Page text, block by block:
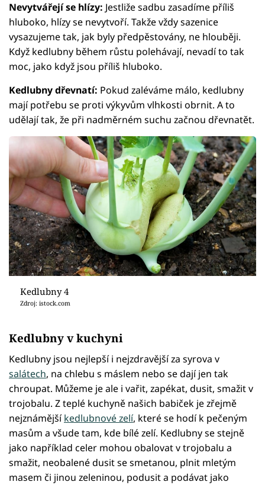
Nevytvářejí se hlízy: Jestliže sadbu zasadíme příliš
hluboko, hlízy se nevytvoří. Takže vždy sazenice
vysazujeme tak, jak byly předpěstovány, ne hlouběji.
Když kedlubny během růstu polehávají, nevadí to tak
moc, jako když jsou příliš hluboko.
Kedlubny dřevnatí: Pokud zaléváme málo, kedlubny
mají potřebu se proti výkyvům vlhkosti obrnit. A to
udělají tak, že při nadměrném suchu začnou dřevnatět.
Kedlubny 4
Zdroj: istock.com
Kedlubny v kuchyni
Kedlubny jsou nejlepší i nejzdravější za syrova v
salátech, na chlebu s máslem nebo se dají jen tak
chroupat. Můžeme je ale i vařit, zapékat, dusit, smažit v
trojobalu. Z teplé kuchyně našich babiček je zřejmě
nejznámějšíkedlubnové zelí, které se hodí k pečeným
masům a všude tam, kde bílé zelí. Kedlubny se stejně
jako například celer mohou obalovat v trojobalu a
smažit, neobalené dusit se smetanou, plnit mletým
masem či jinou zeleninou, podusit a podávat jako